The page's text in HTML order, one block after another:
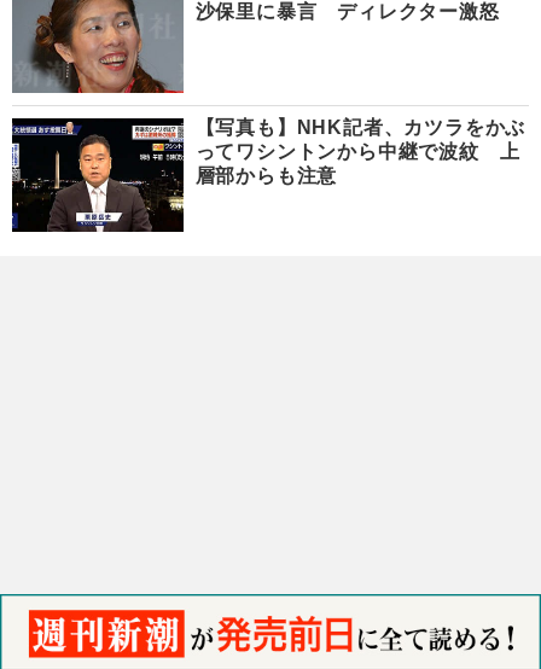
沙保里に暴言 ディレクター激怒
【写真も】NHK記者、カツラをかぶ
ってワシントンから中継で波紋 上
層部からも注意